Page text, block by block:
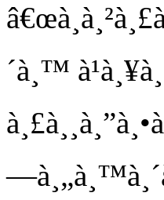
´à¸™